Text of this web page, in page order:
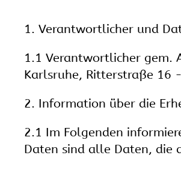
1. Verantwortlicher und
1.1 Verantwortlicher gem.
Karlsruhe, Ritterstraße 16
2. Information über die
2.1 Im Folgenden
Daten sind alle Daten, die